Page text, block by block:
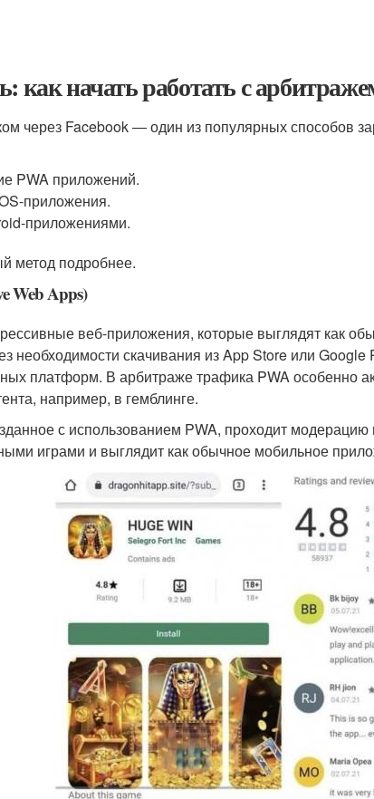
как начать работать с
через Facebook — один из популярных способов
PWA приложений.
приложения.
приложениями.
метод подробнее.
Web Apps)
веб-приложения, которые выглядят как
необходимости скачивания из App Store или Google
платформ. В арбитраже трафика PWA особенно
например, в гемблинге.
с использованием PWA, проходит
играми и выглядит как обычное мобильное